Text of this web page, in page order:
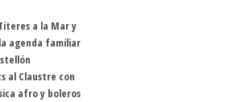
a la Mar y
agenda familiar
al Claustre con
afro y boleros